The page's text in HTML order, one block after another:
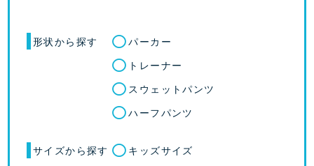
形状から探す
パーカー
トレーナー
スウェットパンツ
ハーフパンツ
サイズから探す
キッズサイズ